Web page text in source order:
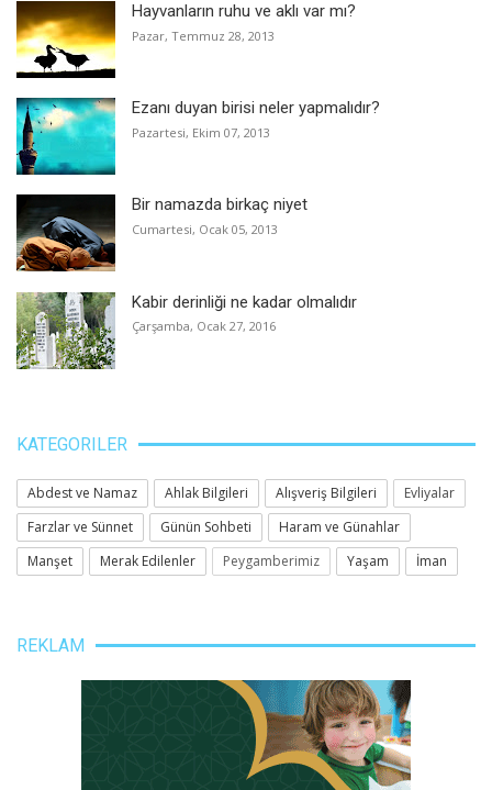
Hayvanların ruhu ve aklı var mı?
Pazar, Temmuz 28, 2013
Ezanı duyan birisi neler yapmalıdır?
Pazartesi, Ekim 07, 2013
Bir namazda birkaç niyet
Cumartesi, Ocak 05, 2013
Kabir derinliği ne kadar olmalıdır
Çarşamba, Ocak 27, 2016
KATEGORILER
Abdest ve Namaz Ahlak Bilgileri Alışveriş Bilgileri
Evliyalar
Farzlar ve Sünnet
Günün Sohbeti
Haram ve Günahlar
Manşet
Merak Edilenler Peygamberimiz Yaşam İman
REKLAM